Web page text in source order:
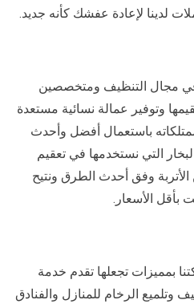
لدينا لإعادة عفشك كأنه جديد.
في مجال التنظيف ومتخصصين
وتوفير عمالة نسائية مستعدة
باستعمال أفضل وأحدث
التي نستخدمها في تعقيم
وفق أحدث الطرق ونتيح
بأقل الأسعار.
بمميزات تجعلها تقدم خدمة
الرخام للمنازل والفنادق